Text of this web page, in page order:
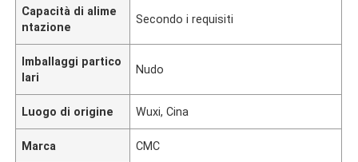
Capacità di alime
ntazione
Secondo i requisiti
Imballaggi partico
lari
Nudo
Luogo di origine Wuxi, Cina
Marca CMC